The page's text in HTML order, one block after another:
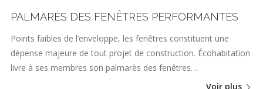
PALMARÈS DES FENÊTRES PERFORMANTES
Points faibles de l’enveloppe, les fenêtres constituent une
dépense majeure de tout projet de construction. Écohabitation
livre à ses membres son palmarès des fenêtres…
Voir plus